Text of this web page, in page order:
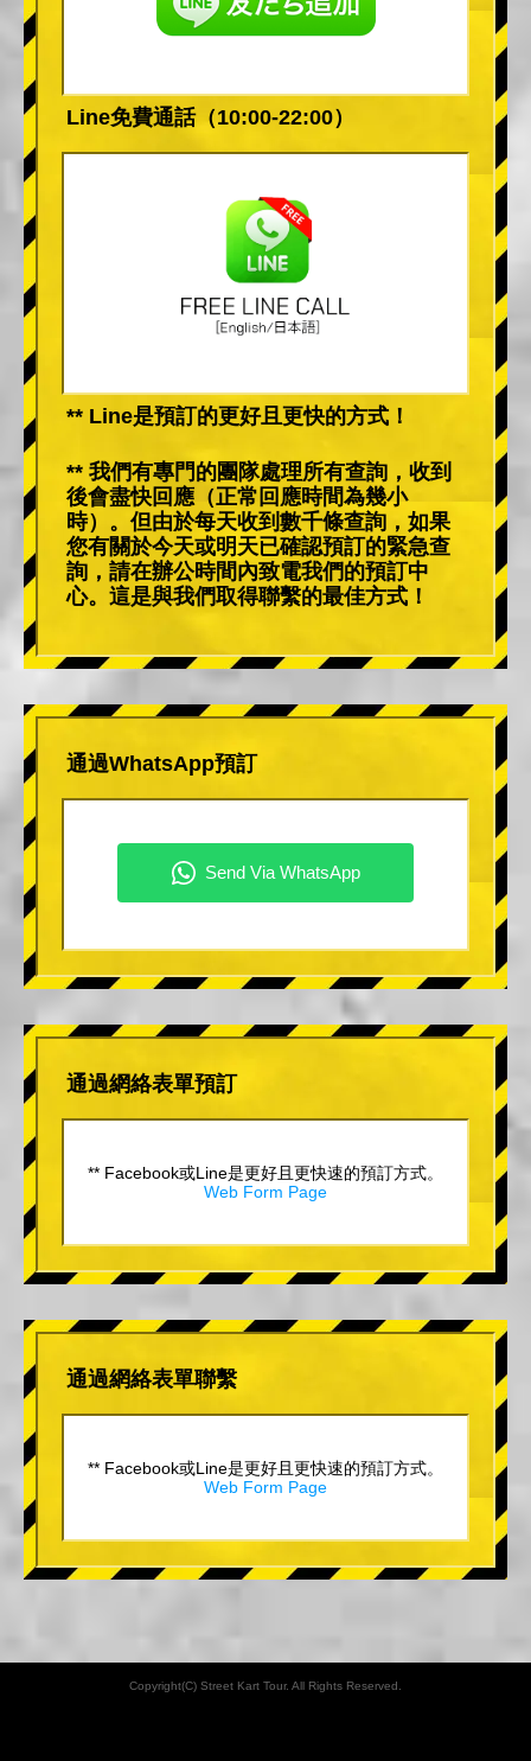
Line免費通話（10:00-22:00）
** Line是預訂的更好且更快的方式！
** 我們有專門的團隊處理所有查詢，收到
後會盡快回應（正常回應時間為幾小
時）。但由於每天收到數千條查詢，如果
您有關於今天或明天已確認預訂的緊急查
詢，請在辦公時間內致電我們的預訂中
心。這是與我們取得聯繫的最佳方式！
通過WhatsApp預訂
通過網絡表單預訂
** Facebook或Line是更好且更快速的預訂方式。
Web Form Page
通過網絡表單聯繫
** Facebook或Line是更好且更快速的預訂方式。
Web Form Page
Copyright(C) Street Kart Tour. All Rights Reserved.